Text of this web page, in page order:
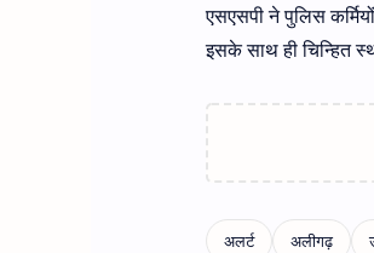
एसएसपी ने पुलिस
इसके साथ ही चिन्हित